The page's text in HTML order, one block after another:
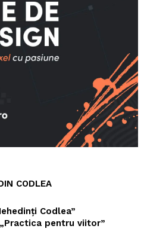
CODLEA
Codlea”
pentru viitor”